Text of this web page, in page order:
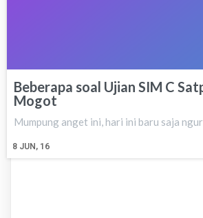
Beberapa soal Ujian SIM C
Mogot
8 JUN, 16
Mumpung anget ini, hari ini baru saja